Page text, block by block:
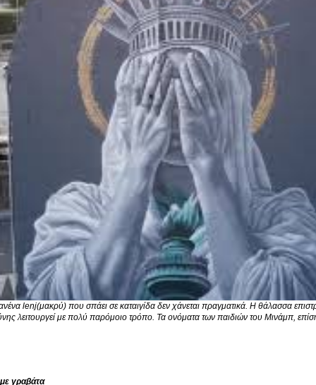
lenj(μακρύ) που σπάει σε καταιγίδα δεν χάνεται πραγματικά. Η θάλασσα
λειτουργεί με πολύ παρόμοιο τρόπο. Τα ονόματα των παιδιών του Μινάμπ,
γραβάτα